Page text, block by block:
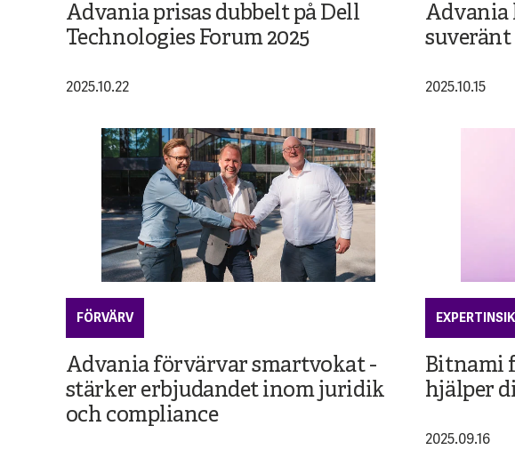
Advania prisas dubbelt på Dell
Technologies Forum 2025
2025.10.22
Advania
2025.10.15
FÖRVÄRV
Advania förvärvar smartvokat -
stärker erbjudandet inom juridik
och compliance
Bitnami
hjälper
2025.09.16